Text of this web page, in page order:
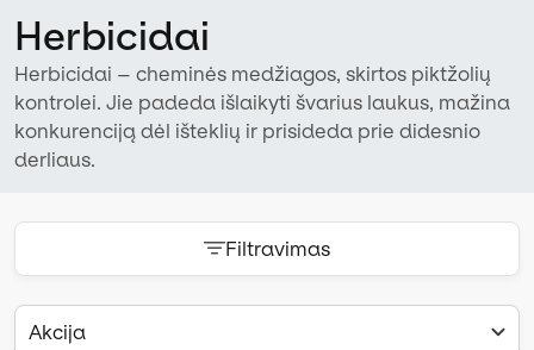
Herbicidai
Herbicidai – cheminės medžiagos, skirtos piktžolių
kontrolei. Jie padeda išlaikyti švarius laukus, mažina
konkurenciją dėl išteklių ir prisideda prie didesnio
derliaus.
Filtravimas
Akcija